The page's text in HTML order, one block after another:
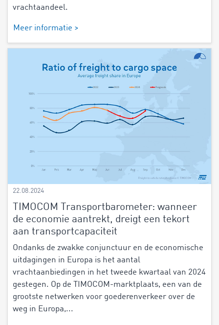
vrachtaandeel.
Meer informatie >
22.08.2024
TIMOCOM Transportbarometer: wanneer
de economie aantrekt, dreigt een tekort
aan transportcapaciteit
Ondanks de zwakke conjunctuur en de economische
uitdagingen in Europa is het aantal
vrachtaanbiedingen in het tweede kwartaal van 2024
gestegen. Op de TIMOCOM-marktplaats, een van de
grootste netwerken voor goederenverkeer over de
weg in Europa,...